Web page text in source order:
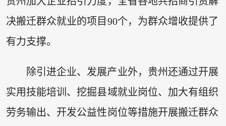
决搬迁群众就业的项目90个，为群众增收提供了
有力支撑。
除引进企业、发展产业外，贵州还通过开展
实用技能培训、挖掘县域就业岗位、加大有组织
劳务输出、开发公益性岗位等措施开展搬迁群众